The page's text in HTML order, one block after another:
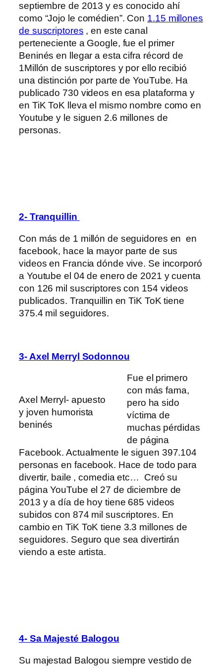
septiembre de 2013 y es conocido ahí
como “Jojo le comédien”. Con 1.15 millones
de suscriptores , en este canal
perteneciente a Google, fue el primer
Beninés en llegar a esta cifra récord de
1Millón de suscriptores y por ello recibió
una distinción por parte de YouTube. Ha
publicado 730 videos en esa plataforma y
en TiK ToK lleva el mismo nombre como en
Youtube y le siguen 2.6 millones de
personas.
2- Tranquillin
Con más de 1 millón de seguidores en en
facebook, hace la mayor parte de sus
videos en Francia dónde vive. Se incorporó
a Youtube el 04 de enero de 2021 y cuenta
con 126 mil suscriptores con 154 videos
publicados. Tranquillin en TiK ToK tiene
375.4 mil seguidores.
3- Axel Merryl Sodonnou
Axel Merryl- apuesto
y joven humorista
beninés
Fue el primero
con más fama,
pero ha sido
víctima de
muchas pérdidas
de página
Facebook. Actualmente le siguen 397.104
personas en facebook. Hace de todo para
divertir, baile , comedia etc…
Creó su
página YouTube el 27 de diciembre de
2013 y a día de hoy tiene 685 videos
subidos con 874 mil suscriptores. En
cambio en TiK ToK tiene 3.3 millones de
seguidores. Seguro que sea divertirán
viendo a este artista.
4- Sa Majesté Balogou
Su majestad Balogou siempre vestido de